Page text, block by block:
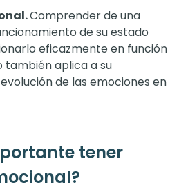
Comprender de una
de su estado
eficazmente en función
también aplica a su
de las emociones en
tener